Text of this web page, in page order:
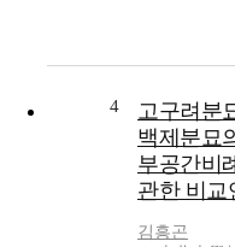
4
고구려분
백제분묘
부공간비
관한 비교
김흥곤